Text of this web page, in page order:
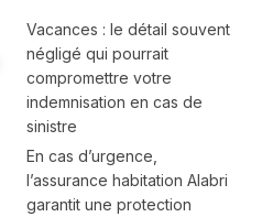
Vacances : le détail souvent
négligé qui pourrait
compromettre votre
indemnisation en cas de
sinistre
En cas d’urgence,
l’assurance habitation Alabri
garantit une protection